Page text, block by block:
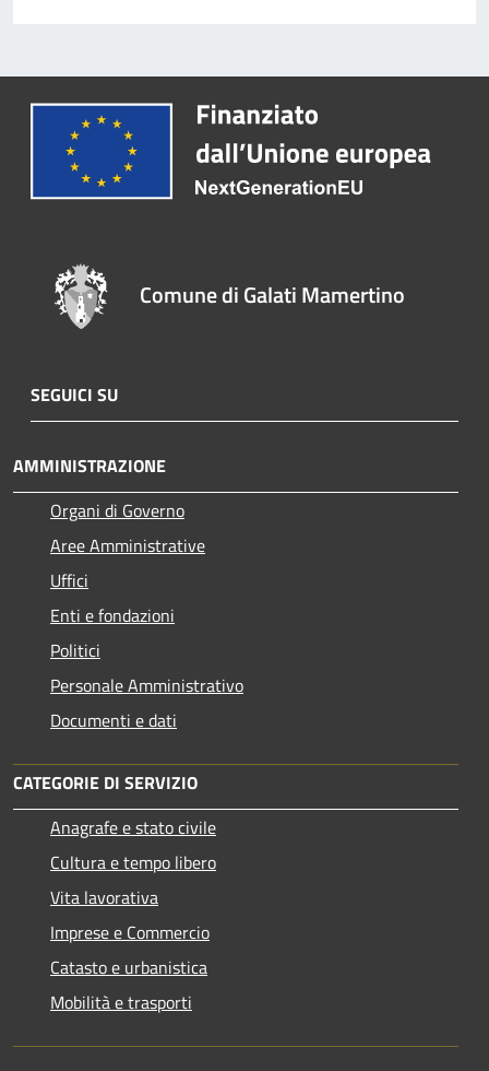
Comune di Galati Mamertino
SEGUICI SU
AMMINISTRAZIONE
Organi di Governo
Aree Amministrative
Uffici
Enti e fondazioni
Politici
Personale Amministrativo
Documenti e dati
CATEGORIE DI SERVIZIO
Anagrafe e stato civile
Cultura e tempo libero
Vita lavorativa
Imprese e Commercio
Catasto e urbanistica
Mobilità e trasporti